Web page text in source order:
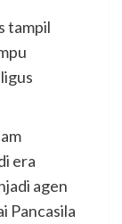
tampil
era
agen
Pancasila